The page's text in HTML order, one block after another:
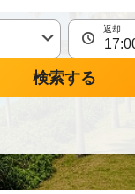
返却
検索する